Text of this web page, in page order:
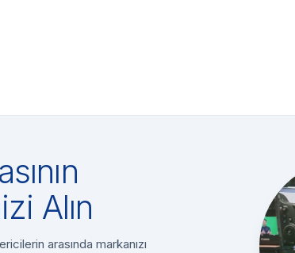
Alın
arasında markanızı